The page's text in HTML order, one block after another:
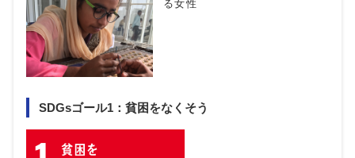
る女性
SDGsゴール1：貧困をなくそう